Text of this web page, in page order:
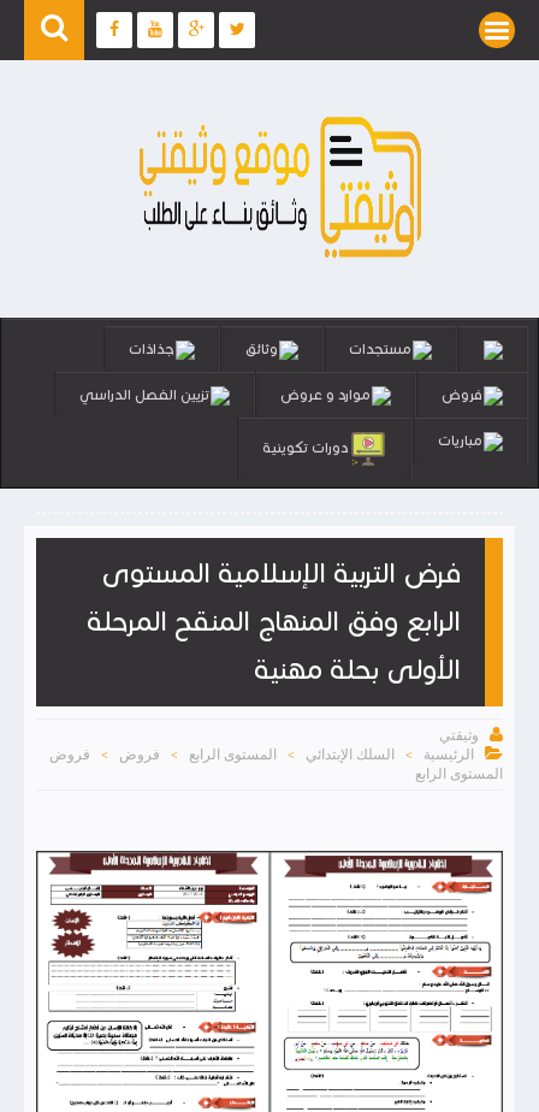
مستجدات وثائق جذاذات
فروض موارد و عروض تزيين الفصل الدراسي
مباريات دورات تكوينية
فرض التربية الإسلامية المستوى
الرابع وفق المنهاج المنقح المرحلة
الأولى بحلة مهنية

وثيقتي

الرئيسية > السلك الإبتدائي > المستوى الرابع > فروض >
فروض
المستوى الرابع